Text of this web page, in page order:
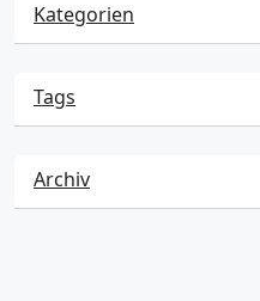
Kategorien
Tags
Archiv